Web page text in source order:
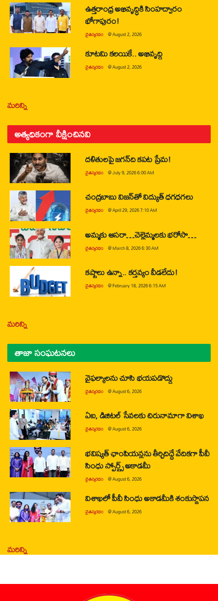
ఉత్తరాంధ్ర అభివృద్ధికి సింహద్వారం
భోగాపురం!
చైతన్యరధం @August 2, 2026
కూటమి కలయికే.. అభివృద్ధి
చైతన్యరధం @August 2, 2026
మరిన్ని
అత్యధికంగా వీక్షించినవి
దళితులపై జగన్‌ది కపట ప్రేమ!
చైతన్యరధం @July 9, 2026 6:00 AM
చంద్రబాబు విజన్‌తో విద్యుత్ ధగధగలు
చైతన్యరధం @April 29, 2026 7:10 AM
అమ్మకు ఆసరా…చెల్లెమ్మలకు భరోసా…
చైతన్యరధం @March 8, 2026 6:30 AM
కష్టాలు ఉన్నా.. కర్తవ్యం వీడలేదు!
చైతన్యరధం @February 18, 2026 6:15 AM
మరిన్ని
తాజా సంఘటనలు
వైఫల్యాలను చూసి భయపడొద్దు
చైతన్యరధం @August 6, 2026
ఏఐ, డిజిటల్ సేవలకు చిరునామాగా విశాఖ
చైతన్యరధం @August 6, 2026
భవిష్యత్ ఛాంపియన్లను తీర్చిదిద్దే వేదికగా పీవీ
సింధు స్పోర్ట్స్ అకాడమీ
చైతన్యరధం @August 6, 2026
విశాఖలో పీవీ సింధు అకాడమీకి శంకుస్థాపన
చైతన్యరధం @August 6, 2026
మరిన్ని